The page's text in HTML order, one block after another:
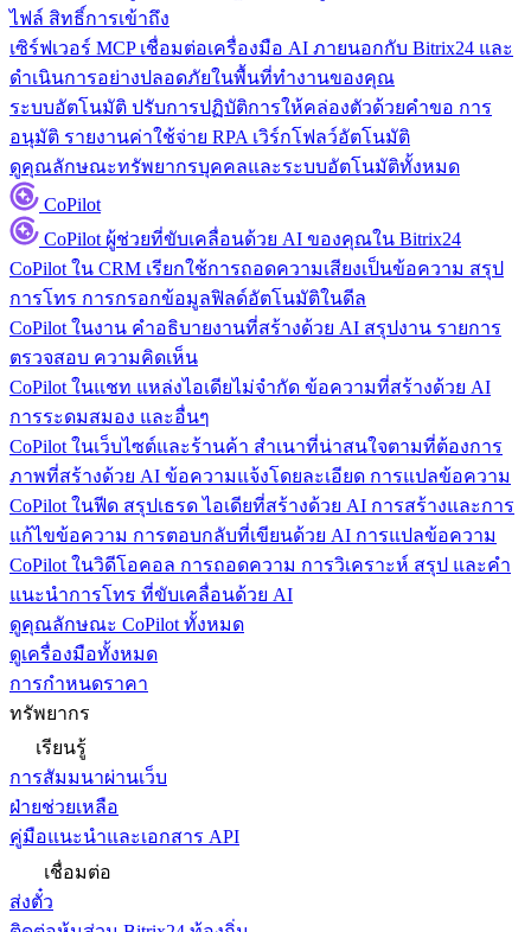
ไฟล์ สิทธิ์การเข้าถึง
เซิร์ฟเวอร์ MCP เชื่อมต่อเครื่องมือ AI ภายนอกกับ Bitrix24 และ
ดำเนินการอย่างปลอดภัยในพื้นที่ทำงานของคุณ
ระบบอัตโนมัติ ปรับการปฏิบัติการให้คล่องตัวด้วยคำขอ การ
อนุมัติ รายงานค่าใช้จ่าย RPA เวิร์กโฟลว์อัตโนมัติ
ดูคุณลักษณะทรัพยากรบุคคลและระบบอัตโนมัติทั้งหมด
CoPilot
CoPilot ผู้ช่วยที่ขับเคลื่อนด้วย AI ของคุณใน Bitrix24
CoPilot ใน CRM เรียกใช้การถอดความเสียงเป็นข้อความ สรุป
การโทร การกรอกข้อมูลฟิลด์อัตโนมัติในดีล
CoPilot ในงาน คำอธิบายงานที่สร้างด้วย AI สรุปงาน รายการ
ตรวจสอบ ความคิดเห็น
CoPilot ในแชท แหล่งไอเดียไม่จำกัด ข้อความที่สร้างด้วย AI
การระดมสมอง และอื่นๆ
CoPilot ในเว็บไซต์และร้านค้า สำเนาที่น่าสนใจตามที่ต้องการ
ภาพที่สร้างด้วย AI ข้อความแจ้งโดยละเอียด การแปลข้อความ
CoPilot ในฟีด สรุปเธรด ไอเดียที่สร้างด้วย AI การสร้างและการ
แก้ไขข้อความ การตอบกลับที่เขียนด้วย AI การแปลข้อความ
CoPilot ในวิดีโอคอล การถอดความ การวิเคราะห์ สรุป และคำ
แนะนำการโทร ที่ขับเคลื่อนด้วย AI
ดูคุณลักษณะ CoPilot ทั้งหมด
ดูเครื่องมือทั้งหมด
การกำหนดราคา
ทรัพยากร
เรียนรู้
การสัมมนาผ่านเว็บ
ฝ่ายช่วยเหลือ
คู่มือแนะนำและเอกสาร API
เชื่อมต่อ
ส่งตั๋ว